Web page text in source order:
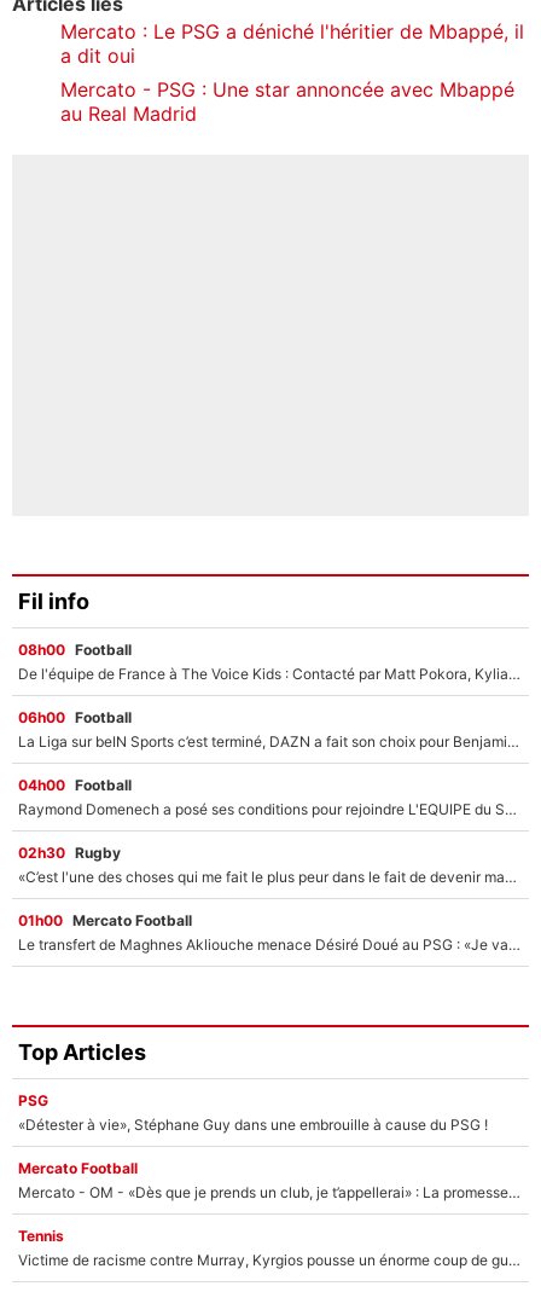
Mercato : Le PSG a déniché l'héritier de Mbappé, il
a dit oui
Mercato - PSG : Une star annoncée avec Mbappé
au Real Madrid
Fil info
08h00 Football
De l'équipe de France à The Voice Kids : Contacté par Matt Pokora, Kylian Mbappé a accepté de jouer un rôle inédit sur TF1 !
06h00 Football
La Liga sur beIN Sports c’est terminé, DAZN a fait son choix pour Benjamin Da Silva et Omar Da Fonseca !
04h00 Football
Raymond Domenech a posé ses conditions pour rejoindre L'EQUIPE du Soir : Il refuse de faire l'émission avec un autre chroniqueur !
02h30 Rugby
«C’est l'une des choses qui me fait le plus peur dans le fait de devenir maman» : En couple avec Antoine Dupont, Iris Mittenaere s'inquiète déjà pour ses futurs enfants !
01h00 Mercato Football
Le transfert de Maghnes Akliouche menace Désiré Doué au PSG : «Je valide à 200%»
Top Articles
PSG
«Détester à vie», Stéphane Guy dans une embrouille à cause du PSG !
Mercato Football
Mercato - OM - «Dès que je prends un club, je t’appellerai» : La promesse de Marcelino au moment de claquer la porte
Tennis
Victime de racisme contre Murray, Kyrgios pousse un énorme coup de gueule !